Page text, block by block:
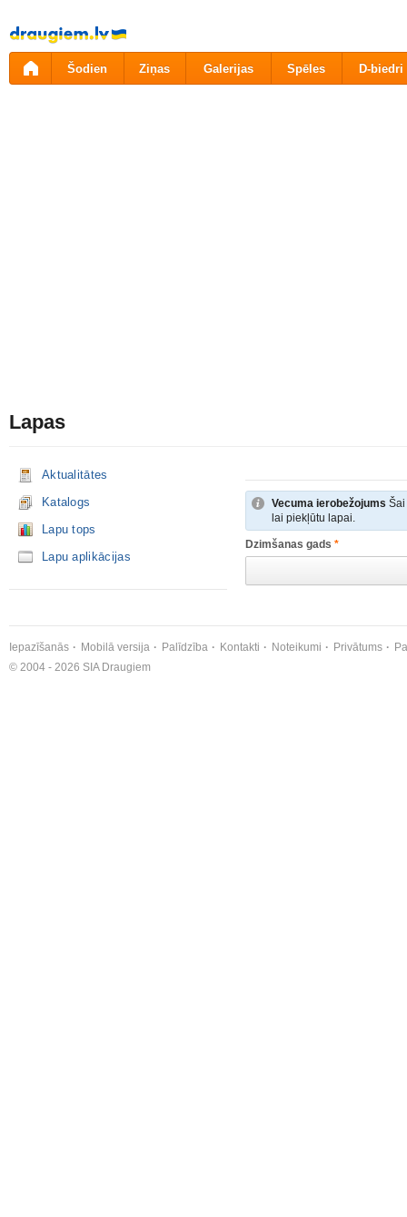
Pāriet
uz
saturu
Šodien Ziņas Galerijas Spēles D-biedri
Lapas
Aktualitātes
Katalogs
Lapu tops
Lapu aplikācijas
Vecuma ierobežojums Šai
lai piekļūtu lapai.
Dzimšanas gads *
Iepazīšanās Mobilā versija Palīdzība Kontakti Noteikumi Privātums
© 2004 - 2026 SIA Draugiem